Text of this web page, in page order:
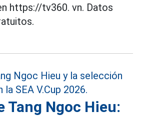
https://tv360. vn. Datos
Tang Ngoc Hieu: